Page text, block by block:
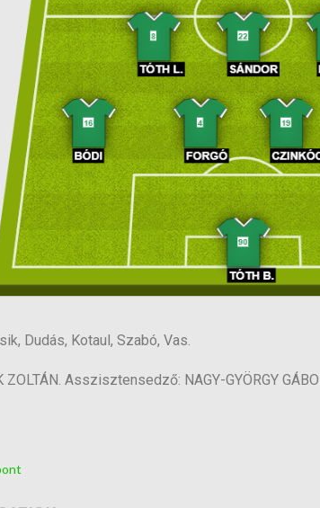
Dudás, Kotaul, Szabó, Vas.
Asszisztensedző: NAGY-GYÖRGY